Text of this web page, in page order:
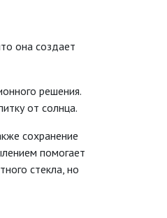
она создает
решения.
от солнца.
сохранение
помогает
стекла, но